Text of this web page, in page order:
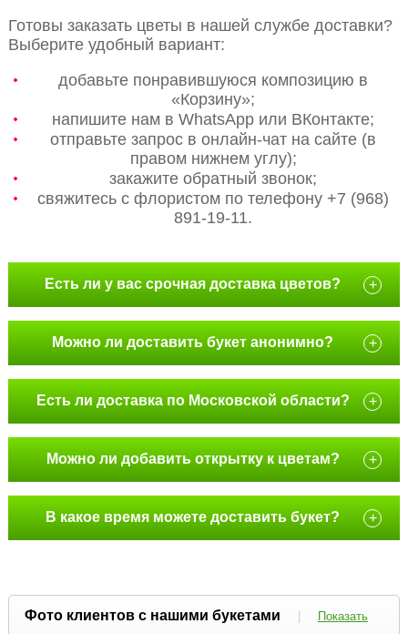
Готовы заказать цветы в нашей службе доставки?
Выберите удобный вариант:
добавьте понравившуюся композицию в
«Корзину»;
напишите нам в WhatsApp или ВКонтакте;
отправьте запрос в онлайн-чат на сайте (в
правом нижнем углу);
закажите обратный звонок;
свяжитесь с флористом по телефону +7 (968)
891-19-11.
Есть ли у вас срочная доставка цветов? +
Можно ли доставить букет анонимно? +
Есть ли доставка по Московской области? +
Можно ли добавить открытку к цветам? +
В какое время можете доставить букет? +
Фото клиентов с нашими букетами |
Показать